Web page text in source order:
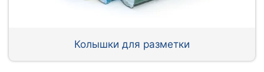
Колышки для разметки